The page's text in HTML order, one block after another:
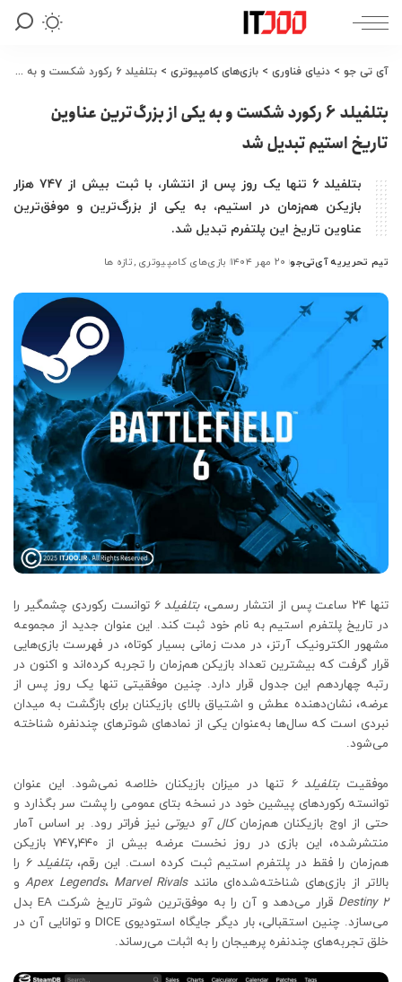
آی تی جو > دنیای فناوری > بازی‌های کامپیوتری > بتلفیلد 6 رکورد شکست و به یکی از بزرگ‌ترین عناوین تاریخ استیم تبدیل شد
بتلفیلد 6 رکورد شکست و به یکی از بزرگ‌ترین عناوین
تاریخ استیم تبدیل شد
بتلفیلد 6 تنها یک روز پس از انتشار، با ثبت بیش از ۷۴۷ هزار
بازیکن هم‌زمان در استیم، به یکی از بزرگ‌ترین و موفق‌ترین
عناوین تاریخ این پلتفرم تبدیل شد.
ارسال
توسط
تیم تحریریه آی‌تی‌جو ۲۰ مهر ۱۴۰۴ بازی‌های کامپیوتری تازه ها
تنها ۲۴ ساعت پس از انتشار رسمی، بتلفیلد 6 توانست رکوردی چشمگیر را
در تاریخ پلتفرم استیم به نام خود ثبت کند. این عنوان جدید از مجموعه
مشهور الکترونیک آرتز، در مدت زمانی بسیار کوتاه، در فهرست بازی‌هایی
قرار گرفت که بیشترین تعداد بازیکن هم‌زمان را تجربه کرده‌اند و اکنون در
رتبه چهاردهم این جدول قرار دارد. چنین موفقیتی تنها یک روز پس از
عرضه، نشان‌دهنده عطش و اشتیاق بالای بازیکنان برای بازگشت به میدان
نبردی است که سال‌ها به‌عنوان یکی از نمادهای شوترهای چندنفره شناخته
می‌شود.
موفقیتبتلفیلد 6
تنها در میزان بازیکنان خلاصه نمی‌شود. این عنوان
توانسته رکوردهای پیشین خود در نسخه بتای عمومی را پشت سر بگذارد و
حتی از اوج بازیکنان هم‌زمانکال آو دیوتینیز فراتر رود. بر اساس آمار
منتشرشده، این بازی در روز نخست عرضه بیش از ۷۴۷٬۴۴۰ بازیکن
هم‌زمان را فقط در پلتفرم استیم ثبت کرده است. این رقم،بتلفیلد 6
را
بالاتر از بازی‌های شناخته‌شده‌ای مانند
Apex Legends، Marvel Rivals
و
Destiny 2
قرار می‌دهد و آن را به موفق‌ترین شوتر تاریخ شرکت EA بدل
می‌سازد. چنین استقبالی، بار دیگر جایگاه استودیوی DICE و توانایی آن در
خلق تجربه‌های چندنفره پرهیجان را به اثبات می‌رساند.